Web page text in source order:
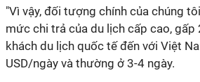
"Vì vậy, đối tượng chính của chúng
mức chi trả của du lịch cấp cao, gấp
khách du lịch quốc tế đến với Việt
USD/ngày và thường ở 3-4 ngày.